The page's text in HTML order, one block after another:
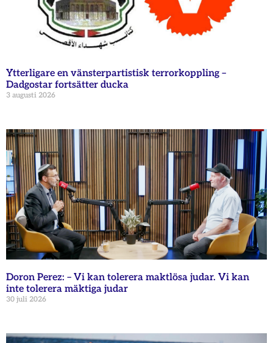
Ytterligare en vänsterpartistisk terrorkoppling –
Dadgostar fortsätter ducka
3 augusti 2026
Doron Perez: – Vi kan tolerera maktlösa judar. Vi kan
inte tolerera mäktiga judar
30 juli 2026